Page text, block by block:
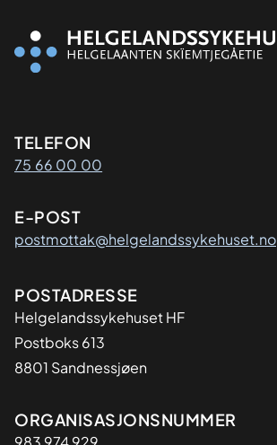
Kontaktinformasjon
TELEFON
75 66 00 00
E-POST
postmottak@helgelandssykehuset.no
Adresse
POSTADRESSE
Helgelandssykehuset HF
Postboks 613
8801 Sandnessjøen
Organisasjon
ORGANISASJONSNUMMER